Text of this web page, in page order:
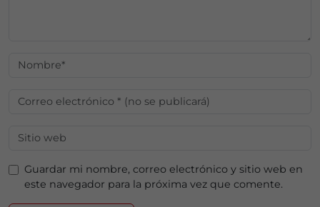
Guardar mi nombre, correo electrónico y sitio web en
este navegador para la próxima vez que comente.